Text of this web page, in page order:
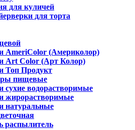
для куличей
для торта
AmeriColor (Америколор)
Art Color (Арт Колор)
Топ Продукт
пищевые
сухие водорастворимые
жирорастворимые
натуральные
распылитель